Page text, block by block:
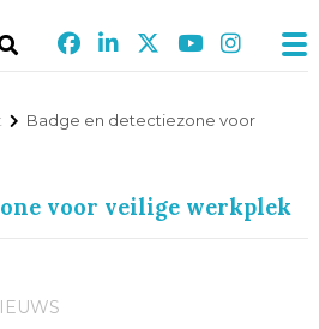
Badge en detectiezone voor
voor veilige werkplek